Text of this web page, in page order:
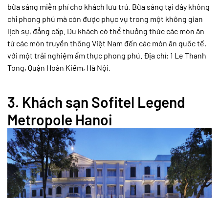
bữa sáng miễn phí cho khách lưu trú. Bữa sáng tại đây không
chỉ phong phú mà còn được phục vụ trong một không gian
lịch sự, đẳng cấp. Du khách có thể thưởng thức các món ăn
từ các món truyền thống Việt Nam đến các món ăn quốc tế,
với một trải nghiệm ẩm thực phong phú. Địa chỉ: 1 Le Thanh
Tong, Quận Hoàn Kiếm, Hà Nội.
3. Khách sạn Sofitel Legend
Metropole Hanoi